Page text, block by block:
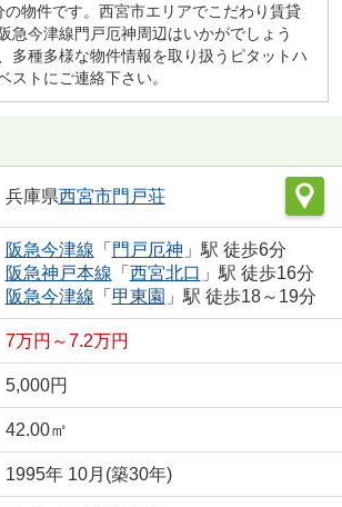
の物件です。西宮市エリアでこだわり賃貸
急今津線門戸厄神周辺はいかがでしょう
多種多様な物件情報を取り扱うピタットハ
トにご連絡下さい。
兵庫県西宮市門戸荘
阪急今津線 「 門戸厄神 」駅 徒歩6分
阪急神戸本線 「 西宮北口 」駅 徒歩16分
阪急今津線 「 甲東園 」駅 徒歩18～19分
7万円～7.2万円
5,000円
42.00㎡
1995年 10月(築30年)